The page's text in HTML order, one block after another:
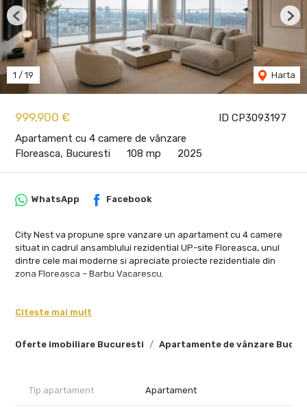
ID CP3093197
999,900 €
Apartament cu 4 camere de vânzare
Floreasca, Bucuresti
108 mp 2025
1 / 19 Harta
Previous
Oferte imobiliare Bucuresti Apartamente de vânzare
WhatsApp Facebook
City Nest va propune spre vanzare un apartament cu 4 camere
situat in cadrul ansamblului rezidential UP-site Floreasca, unul
dintre cele mai moderne si apreciate proiecte rezidentiale din
zona Floreasca – Barbu Vacarescu.
catre lac, suprafete vitrate ample si lumina naturala pe tot
foarte bine zona de living si oferind panorama deschisa asupra
Citește mai mult
Tip apartament Apartament